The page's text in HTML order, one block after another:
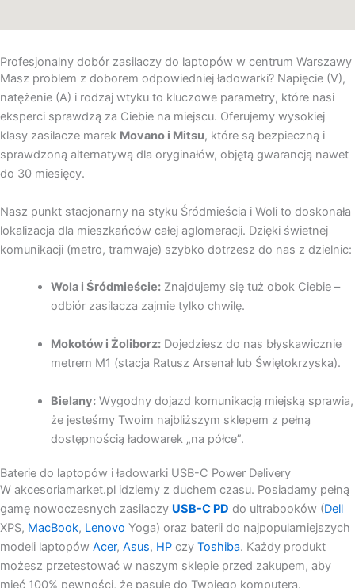
Profesjonalny dobór zasilaczy do laptopów w centrum Warszawy
Masz problem z doborem odpowiedniej ładowarki? Napięcie (V),
natężenie (A) i rodzaj wtyku to kluczowe parametry, które nasi
eksperci sprawdzą za Ciebie na miejscu. Oferujemy wysokiej
klasy zasilacze marek Movano i Mitsu, które są bezpieczną i
sprawdzoną alternatywą dla oryginałów, objętą gwarancją nawet
do 30 miesięcy.
Nasz punkt stacjonarny na styku Śródmieścia i Woli to doskonała
lokalizacja dla mieszkańców całej aglomeracji. Dzięki świetnej
komunikacji (metro, tramwaje) szybko dotrzesz do nas z dzielnic:
Wola i Śródmieście:Znajdujemy się tuż obok Ciebie –
odbiór zasilacza zajmie tylko chwilę.
Mokotów i Żoliborz:Dojedziesz do nas błyskawicznie
metrem M1 (stacja Ratusz Arsenał lub Świętokrzyska).
Bielany:Wygodny dojazd komunikacją miejską sprawia,
że jesteśmy Twoim najbliższym sklepem z pełną
dostępnością ładowarek „na półce”.
Baterie do laptopów i ładowarki USB-C Power Delivery
W akcesoriamarket.pl idziemy z duchem czasu. Posiadamy pełną
gamę nowoczesnych zasilaczy USB-C PD do ultrabooków (Dell
XPS, MacBook, Lenovo Yoga) oraz baterii do najpopularniejszych
modeli laptopów Acer, Asus, HP czy Toshiba. Każdy produkt
możesz przetestować w naszym sklepie przed zakupem, aby
mieć 100% pewności, że pasuje do Twojego komputera.